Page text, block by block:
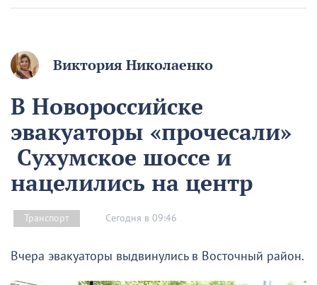
Виктория Николаенко
В Новороссийске
эвакуаторы «прочесали»
Сухумское шоссе и
нацелились на центр
Транспорт Сегодня в 09:46
Вчера эвакуаторы выдвинулись в Восточный район.